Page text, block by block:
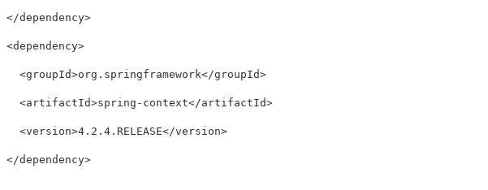
</dependency>
<dependency>
  <groupId>org.springframework</groupId>
  <artifactId>spring-context</artifactId>
  <version>4.2.4.RELEASE</version>